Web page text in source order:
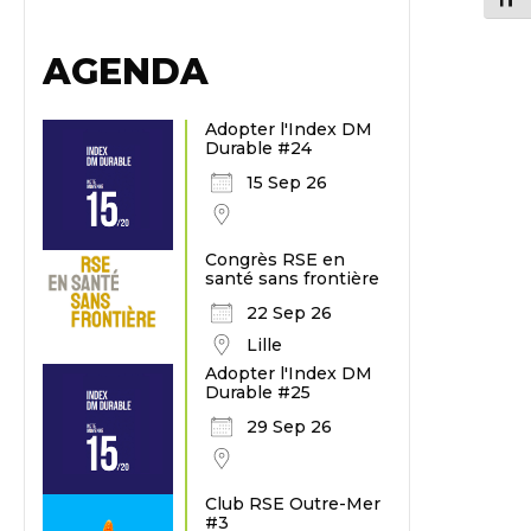
AGENDA
Adopter l'Index DM
Durable #24
15 Sep 26
Congrès RSE en
santé sans frontière
22 Sep 26
Lille
Adopter l'Index DM
Durable #25
29 Sep 26
Club RSE Outre-Mer
#3